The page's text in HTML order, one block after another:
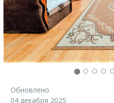
Обновлено
04 декабря 2025